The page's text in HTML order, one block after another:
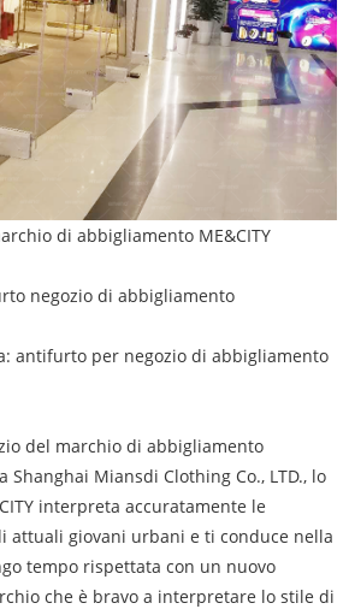
di abbigliamento ME&CITY
negozio di abbigliamento
antifurto per negozio di abbigliamento
del marchio di abbigliamento
Shanghai Miansdi Clothing Co., LTD., lo
interpreta accuratamente le
attuali giovani urbani e ti conduce nella
tempo rispettata con un nuovo
che è bravo a interpretare lo stile di